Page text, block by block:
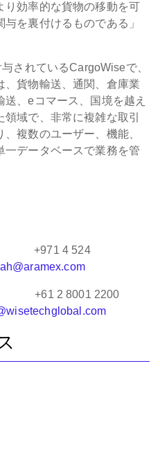
り効率的な貨物の移動を可
を裏付けるものである」
されているCargoWiseで、
、貨物輸送、通関、倉庫業
、eコマース、国境を越え
域で、非常に複雑な取引
複数のユーザー、機能、
一データベースで業務を管
+971 4 524
2 8001 2200